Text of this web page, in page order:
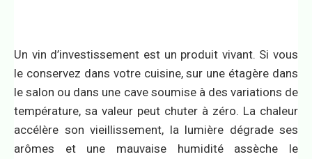
Un vin d’investissement est un produit vivant. Si vous
le conservez dans votre cuisine, sur une étagère dans
le salon ou dans une cave soumise à des variations de
température, sa valeur peut chuter à zéro. La chaleur
accélère son vieillissement, la lumière dégrade ses
arômes et une mauvaise humidité assèche le